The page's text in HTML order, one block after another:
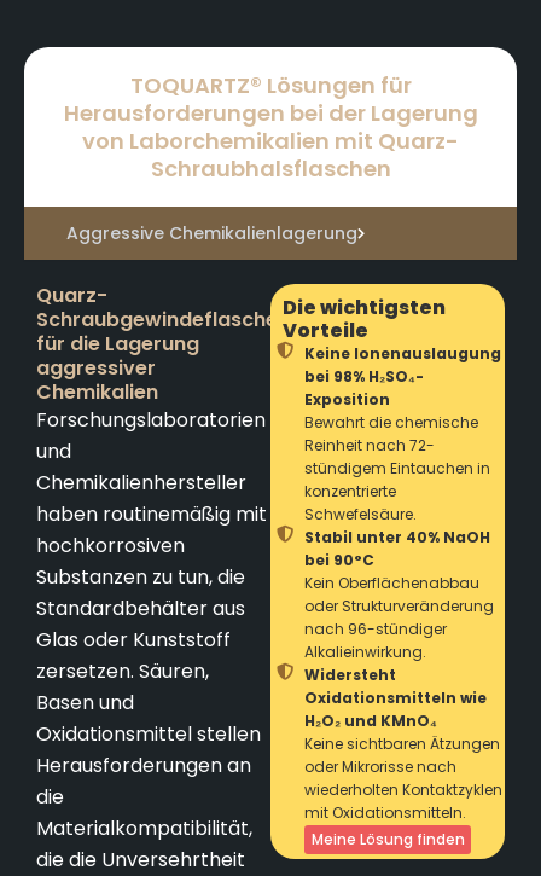
TOQUARTZ® Lösungen für
Herausforderungen bei der Lagerung
von Laborchemikalien mit Quarz-
Schraubhalsflaschen
Aggressive Chemikalienlagerung
Quarz-
Schraubgewindeflaschen
für die Lagerung
aggressiver
Chemikalien
Forschungslaboratorien
und
Chemikalienhersteller
haben routinemäßig mit
hochkorrosiven
Substanzen zu tun, die
Standardbehälter aus
Glas oder Kunststoff
zersetzen. Säuren,
Basen und
Oxidationsmittel stellen
Herausforderungen an
die
Materialkompatibilität,
die die Unversehrtheit
Die wichtigsten
Vorteile
Keine Ionenauslaugung
bei 98% H₂SO₄-
Exposition
Bewahrt die chemische
Reinheit nach 72-
stündigem Eintauchen in
konzentrierte
Schwefelsäure.
Stabil unter 40% NaOH
bei 90°C
Kein Oberflächenabbau
oder Strukturveränderung
nach 96-stündiger
Alkalieinwirkung.
Widersteht
Oxidationsmitteln wie
H₂O₂ und KMnO₄
Keine sichtbaren Ätzungen
oder Mikrorisse nach
wiederholten Kontaktzyklen
mit Oxidationsmitteln.
Meine Lösung finden